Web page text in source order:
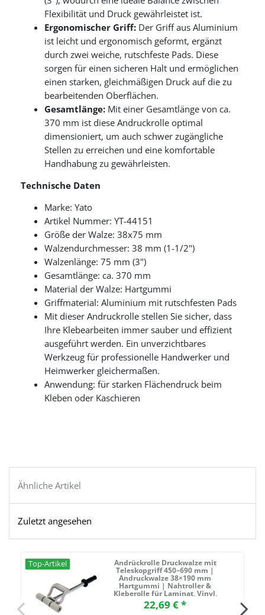
Flexibilität und Druck gewährleistet ist.
Ergonomischer Griff: Der Griff aus Aluminium
ist leicht und ergonomisch geformt, ergänzt
durch zwei weiche, rutschfeste Pads. Diese
sorgen für einen sicheren Halt und ermöglichen
einen starken, gleichmäßigen Druck auf die zu
bearbeitenden Oberflächen.
Gesamtlänge: Mit einer Gesamtlänge von ca.
370 mm ist diese Andruckrolle optimal
dimensioniert, um auch schwer zugängliche
Stellen zu erreichen und eine komfortable
Handhabung zu gewährleisten.
Technische Daten
Marke: Yato
Artikel Nummer: YT-44151
Größe der Walze: 38x75 mm
Walzendurchmesser: 38 mm (1-1/2")
Walzenlänge: 75 mm (3")
Gesamtlänge: ca. 370 mm
Material der Walze: Hartgummi
Griffmaterial: Aluminium mit rutschfesten Pads
Mit dieser Andruckrolle stellen Sie sicher, dass
Ihre Klebearbeiten immer sauber und effizient
ausgeführt werden. Ein unverzichtbares
Werkzeug für professionelle Handwerker und
Heimwerker gleichermaßen.
Anwendung: für starken Flächendruck beim
Kleben oder Kaschieren
Ähnliche Artikel
Zuletzt angesehen
Top-Artikel Andrückrolle Druckwalze mit
Teleskopgriff 450–690 mm |
Andruckwalze 38×190 mm
Hartgummi | Nahtroller &
Kleberolle für Laminat, Vinyl,
Teppich, Fliesen & Wandbeläge |
Stahlgriff Montagewerkzeug
22,69 € *